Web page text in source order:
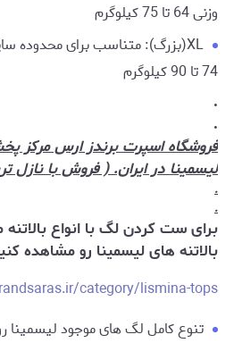
وزنی 64 تا 75 کیلوگرم
74 تا 90 کیلوگرم
.
.
فروشگاه اسپرت برندز ارس مرکز
لیسمینا در ایران. ( فروش با نازل
.
.
برای ست کردن لگ با انواع بالاتنه
بالاتنه های لیسمینا رو مشاهده
category/lismina-tops
تنوع کامل لگ های موجود لیسمینا